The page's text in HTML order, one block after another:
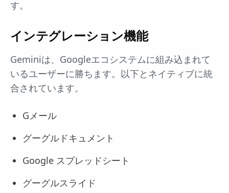
す。
インテグレーション機能
Geminiは、Googleエコシステムに組み込まれて
いるユーザーに勝ちます。以下とネイティブに統
合されています。
Gメール
グーグルドキュメント
Google スプレッドシート
グーグルスライド